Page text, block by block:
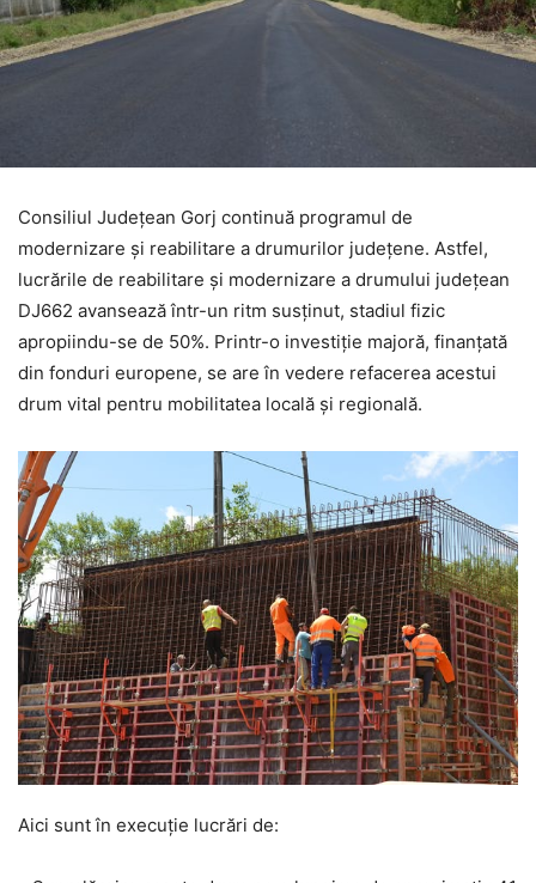
Consiliul Județean Gorj continuă programul de
modernizare și reabilitare a drumurilor județene. Astfel,
lucrările de reabilitare și modernizare a drumului județean
DJ662 avansează într-un ritm susținut, stadiul fizic
apropiindu-se de 50%. Printr-o investiție majoră, finanțată
din fonduri europene, se are în vedere refacerea acestui
drum vital pentru mobilitatea locală și regională.
Aici sunt în execuție lucrări de: